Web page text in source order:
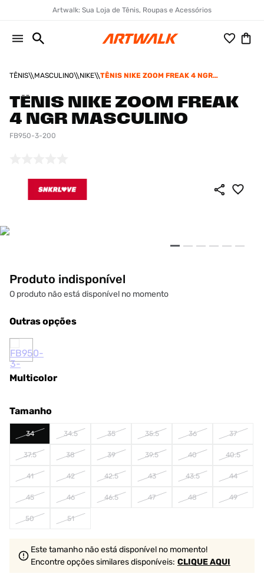
Artwalk: Sua Loja de Tênis, Roupas e Acessórios
TÊNIS MASCULINO NIKE
TÊNIS NIKE ZOOM FREAK 4 NGR
TÊNIS NIKE ZOOM FREAK
4 NGR MASCULINO
FB950-3-200
Produto indisponível
O produto não está disponível no momento
Outras opções
Multicolor
Tamanho
34 34.5 35 35.5 36 37
37.5 38 39 39.5 40 40.5
41 42 42.5 43 43.5 44
45 46 46.5 47 48 49
50 51
Este tamanho não está disponível no momento!
Encontre opções similaresdisponíveis: CLIQUE AQUI